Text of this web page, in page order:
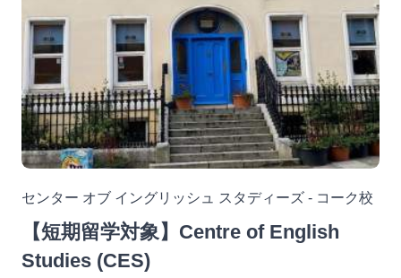
センター オブ イングリッシュ スタディーズ - コーク校
【短期留学対象】Centre of English
Studies (CES)